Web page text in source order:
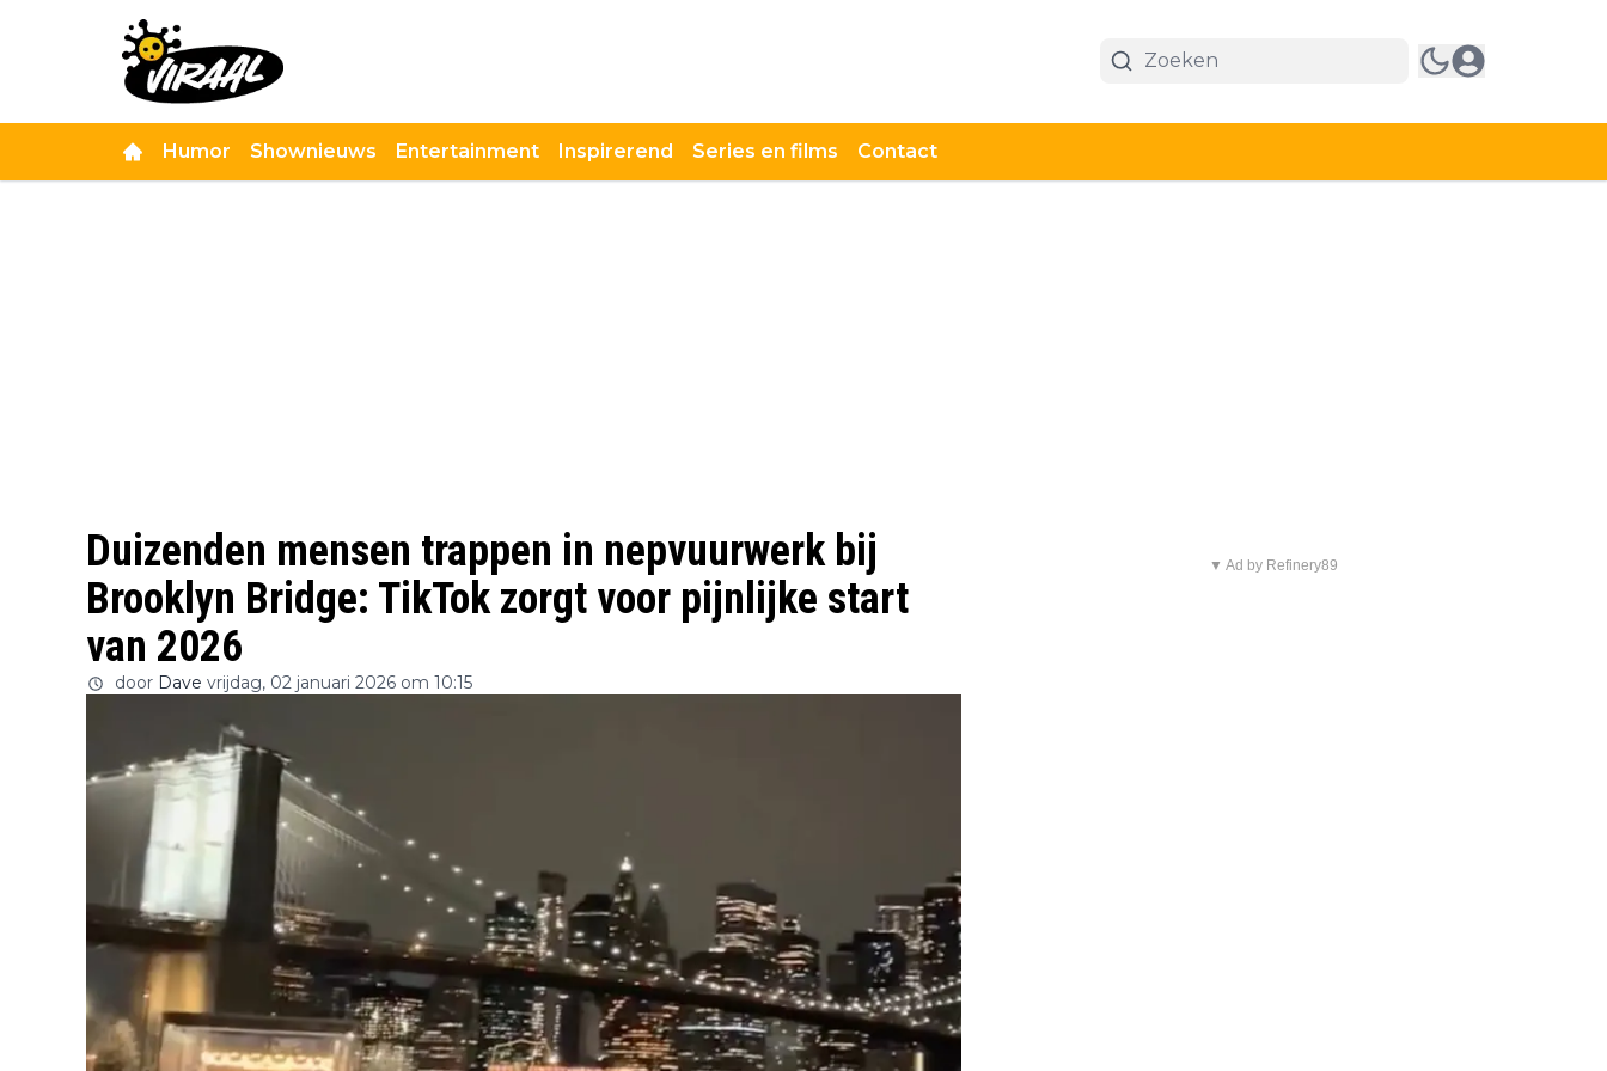
Humor Shownieuws Entertainment Inspirerend Series en films Contact
Duizenden mensen trappen in nepvuurwerk bij
Brooklyn Bridge: TikTok zorgt voor pijnlijke start
van 2026
door Dave vrijdag, 02 januari 2026 om 10:15
▼ Ad by Refinery89